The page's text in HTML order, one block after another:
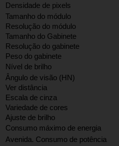
Densidade de pixels
Tamanho do módulo
Resolução do módulo
Tamanho do Gabinete
Resolução do gabinete
Peso do gabinete
Nível de brilho
Ângulo de visão (HN)
Ver distância
Escala de cinza
Variedade de cores
Ajuste de brilho
Consumo máximo de energia
Avenida. Consumo de potência